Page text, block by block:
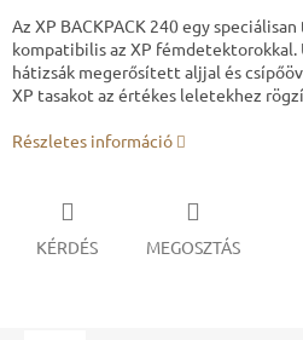
Az XP BACKPACK 240 egy
kompatibilis az XP
hátizsák megerősített aljjal és
XP tasakot az értékes leletekhez
Részletes információ
KÉRDÉS MEGOSZTÁS